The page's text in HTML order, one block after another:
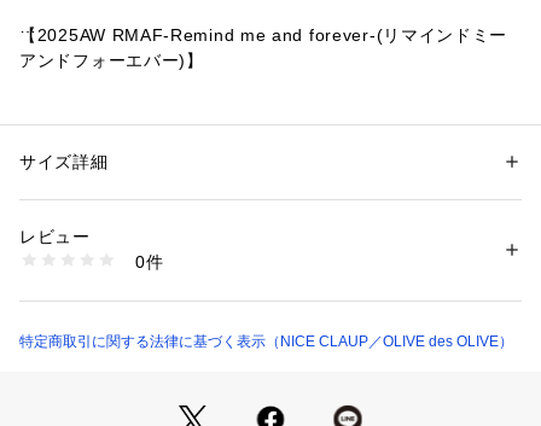
【2025AW RMAF-Remind me and forever-(リマインドミー
アンドフォーエバー)】
■ POINT
＜ お気に入り追加がおすすめ ＞
・「?お気に入りブランドに追加」で新商品・再入荷・セール
性別：レディース
素材：ポリエステル100%
商品番号：
5052120440 （ショップ）
サイズ詳細
レビュー
0件
特定商取引に関する法律に基づく表示（NICE CLAUP／OLIVE des OLIVE）